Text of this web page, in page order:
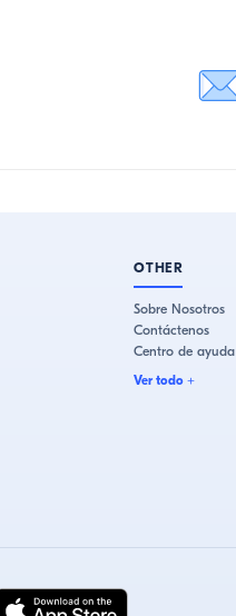
OTHER
Sobre Nosotros
Contáctenos
Centro de ayuda
Ver todo +